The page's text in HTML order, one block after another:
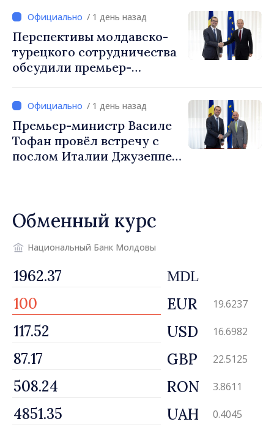
обеспечения безопасности
границы и европейской
интеграции. Встреча в
Могилёв-Подольском
/ 1 день назад
Перспективы молдавско-
турецкого сотрудничества
обсудили премьер-
посол Турции Уйгар
Мустафа Сертел/ 1 день назад
Премьер-министр Василе
Тофан провёл встречу с
послом Италии Джузеппе
Обменный курс
Национальный Банк Молдовы
MDL
EUR 19.6237
USD 16.6982
GBP 22.5125
RON 3.8611
UAH 0.4045